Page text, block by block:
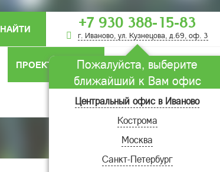
НАЙТИ +7 930 388-15-83
г. Иваново, ул. Кузнецова, д.69, оф. 3
Пожалуйста, выберите
ближайший к Вам офис
Центральный офис в Иваново
Кострома
Москва
Санкт-Петербург
ПРОЕКТЫ ДОМОВ МОДУЛЬНЫЕ ДОМА
ОТЗЫВЫ